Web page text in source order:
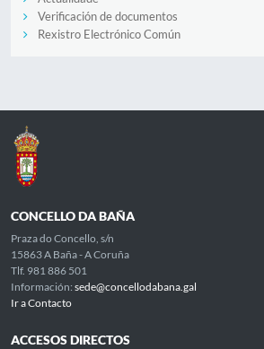
Verificación de documentos
Rexistro Electrónico Común
CONCELLO DA BAÑA
Praza do Concello, s/n
15863 A Baña - A Coruña
Tlf. 981 886 501
Información: sede@concellodabana.gal
Ir a Contacto
ACCESOS DIRECTOS